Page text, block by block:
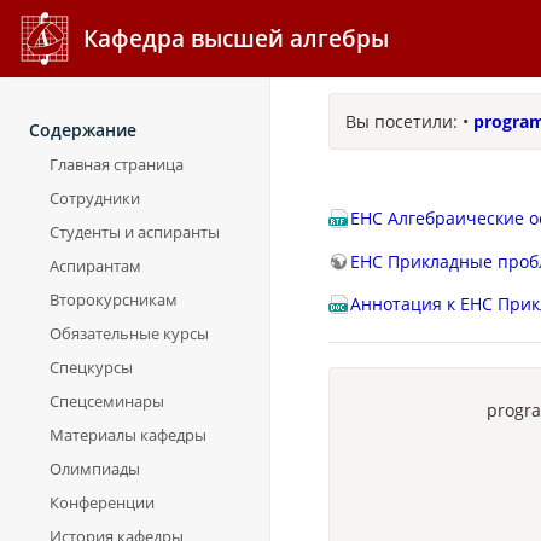
Кафедра высшей алгебры
Содержание
Главная страница
Сотрудники
Студенты и аспиранты
Аспирантам
Второкурсникам
Обязательные курсы
Спецкурсы
Спецсеминары
Материалы кафедры
Олимпиады
Конференции
История кафедры
Вы посетили: •
ЕНС Алгебраические
ЕНС Прикладные
Аннотация к ЕНС